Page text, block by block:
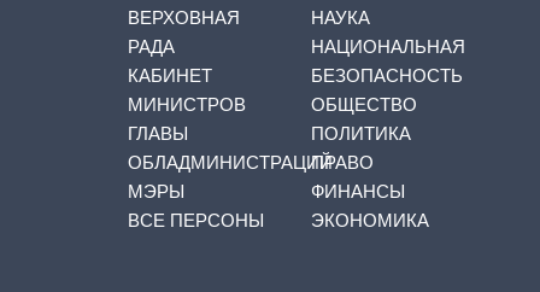
ВЕРХОВНАЯ
РАДА
КАБИНЕТ
МИНИСТРОВ
ГЛАВЫ
ОБЛАДМИНИСТРАЦИЙ
МЭРЫ
ВСЕ ПЕРСОНЫ
НАУКА
НАЦИОНАЛЬНАЯ
БЕЗОПАСНОСТЬ
ОБЩЕСТВО
ПОЛИТИКА
ПРАВО
ФИНАНСЫ
ЭКОНОМИКА